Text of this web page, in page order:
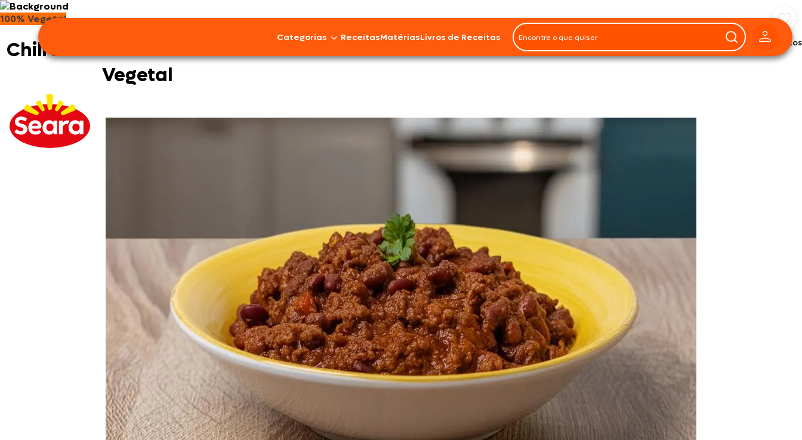
Categorias
Peixes e Frutos do Mar
100% Vegetal
Doces, Bolos e Sobremesas
Pães e Massas
Bebidas
Entrevistas
ReceitasMatériasLivros de Receitas
100% Vegetal
Chili Plant Based com Carne
Vegetal
Rendimento6
porções
Preparo
minutos